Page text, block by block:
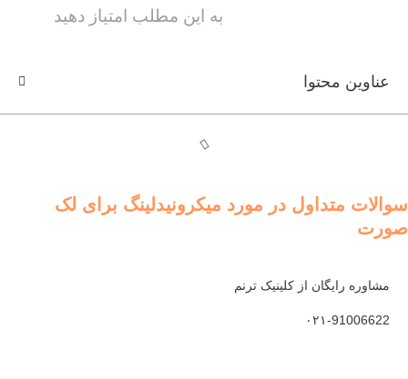
به این مطلب امتیاز دهید
عناوین محتوا
سوالات متداول در مورد میکرونیدلینگ برای لک
صورت
مشاوره رایگان از کلینیک ترنم
۰۲۱-91006622